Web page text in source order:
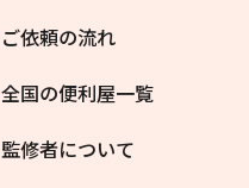
ご依頼の流れ
全国の便利屋一覧
監修者について